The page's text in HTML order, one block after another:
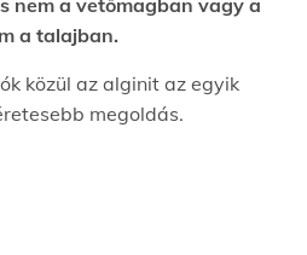
nem a vetőmagban vagy a
a talajban.
közül az alginit az egyik
megoldás.